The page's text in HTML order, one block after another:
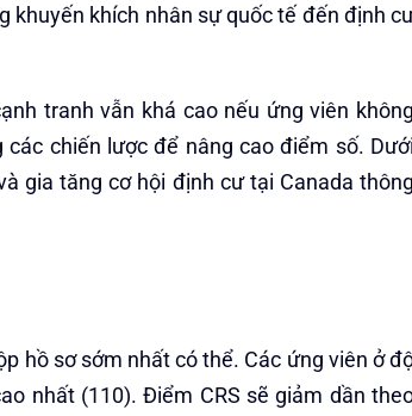
khuyến khích nhân sự quốc tế đến định
tranh vẫn khá cao nếu ứng viên không
chiến lược để nâng cao điểm số. Dưới
gia tăng cơ hội định cư tại Canada thông
hồ sơ sớm nhất có thể. Các ứng viên ở
nhất (110). Điểm CRS sẽ giảm dần